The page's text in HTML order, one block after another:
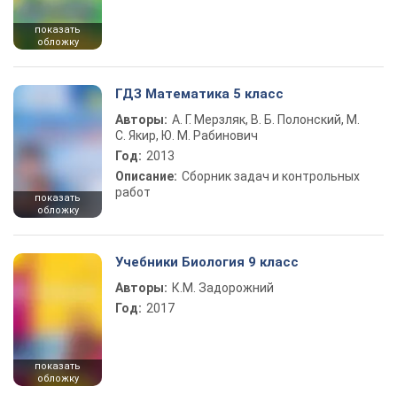
показать
обложку
показать
обложку
ГДЗ Математика 5 класс
Авторы: А. Г. Мерзляк, В. Б. Полонский, М.
С. Якир, Ю. М. Рабинович
Год: 2013
Описание: Сборник задач и контрольных
работ
показать
обложку
Учебники Биология 9 класс
Авторы: К.М. Задорожний
Год: 2017